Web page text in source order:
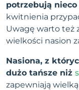
potrzebują
kwitnienia
Uwagę warto też
wielkości nasion
Nasiona, z
dużo tańsze niż
zapewniają